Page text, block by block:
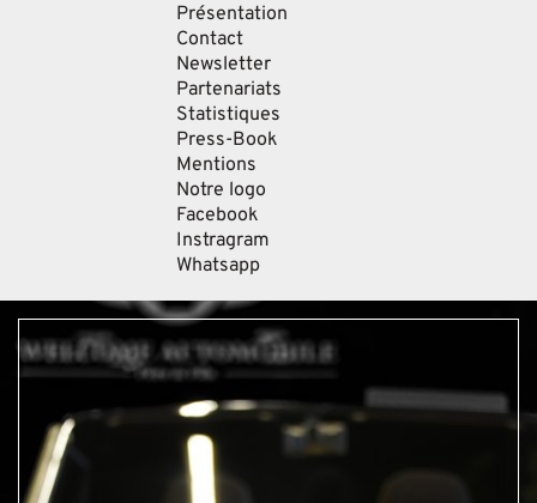
Présentation
Contact
Newsletter
Partenariats
Statistiques
Press-Book
Mentions
Notre logo
Facebook
Instragram
Whatsapp